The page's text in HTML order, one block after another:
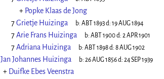
+ Popke Klaas de Jong
7Grietje Huizinga b: ABT 1893d: 19 AUG 1894
7Arie Frans Huizinga b: ABT 1900d: 2 APR 1901
7Adriana Huizinga b: ABT 1898d: 8 AUG 1902
Jan Johannes Huizinga b: 26 AUG 1856d: 24 SEP 1939
+ Duifke Ebes Veenstra